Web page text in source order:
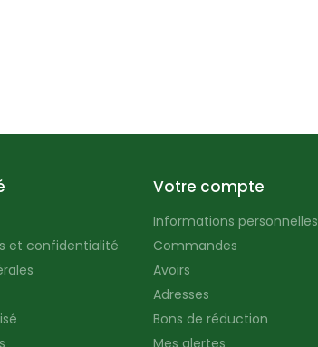
et confidentialité
Votre compte
Informations personnelles
Commandes
Avoirs
Adresses
Bons de réduction
Mes alertes